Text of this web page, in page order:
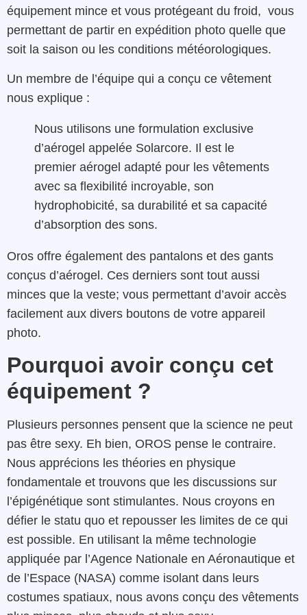
équipement mince et vous protégeant du froid, vous
permettant de partir en expédition photo quelle que
soit la saison ou les conditions météorologiques.
Un membre de l’équipe qui a conçu ce vêtement
nous explique :
Nous utilisons une formulation exclusive
d’aérogel appelée Solarcore. Il est le
premier aérogel adapté pour les vêtements
avec sa flexibilité incroyable, son
hydrophobicité, sa durabilité et sa capacité
d’absorption des sons.
Oros offre également des pantalons et des gants
conçus d’aérogel. Ces derniers sont tout aussi
minces que la veste; vous permettant d’avoir accès
facilement aux divers boutons de votre appareil
photo.
Pourquoi avoir conçu cet
équipement ?
Plusieurs personnes pensent que la science ne peut
pas être sexy. Eh bien, OROS pense le contraire.
Nous apprécions les théories en physique
fondamentale et trouvons que les discussions sur
l’épigénétique sont stimulantes. Nous croyons en
défier le statu quo et repousser les limites de ce qui
est possible. En utilisant la même technologie
appliquée par l’Agence Nationale en Aéronautique et
de l’Espace (NASA) comme isolant dans leurs
costumes spatiaux, nous avons conçu des vêtements